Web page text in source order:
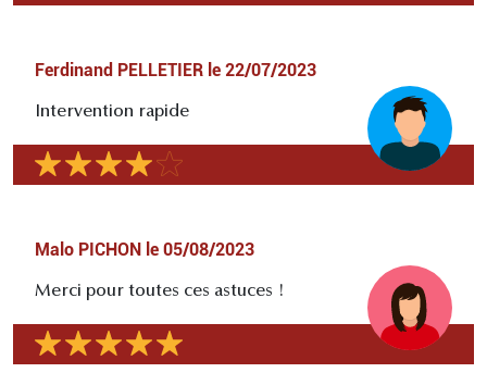
Ferdinand PELLETIER le 22/07/2023
Intervention rapide
Malo PICHON le 05/08/2023
Merci pour toutes ces astuces !